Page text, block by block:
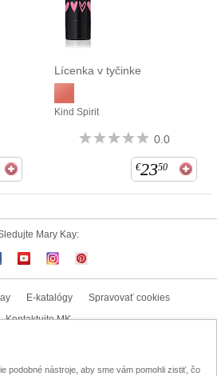
Lícenka v tyčinke
Kind Spirit
0.0
€2350
Mary Kay:
E-katalógy
Spravovať cookies
Kontaktujte MK
podobné nástroje, aby sme vám pomohli zistiť, čo